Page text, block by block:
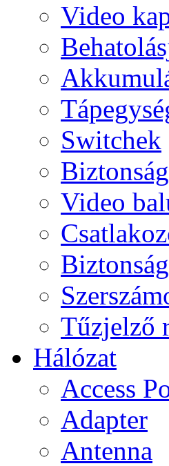
Video
Switchek
Video
Tűzjelző
Hálózat
Access
Adapter
Antenna